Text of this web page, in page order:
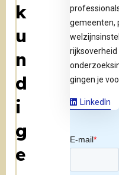
k
u
n
d
i
g
e
gemeenten,
rijksoverheid
gingen je
LinkedIn